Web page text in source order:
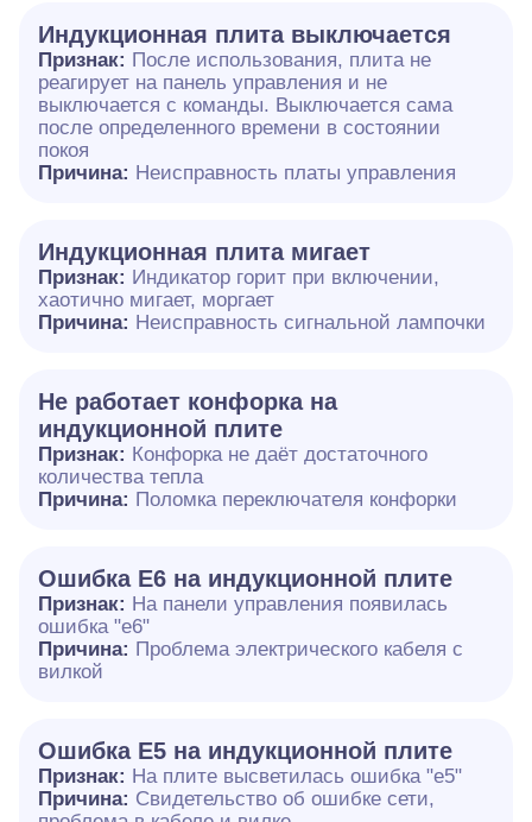
Индукционная плита выключается
Признак: После использования, плита не
реагирует на панель управления и не
выключается с команды. Выключается сама
после определенного времени в состоянии
покоя
Причина: Неисправность платы управления
Индукционная плита мигает
Признак: Индикатор горит при включении,
хаотично мигает, моргает
Причина: Неисправность сигнальной лампочки
Не работает конфорка на
индукционной плите
Признак: Конфорка не даёт достаточного
количества тепла
Причина: Поломка переключателя конфорки
Ошибка E6 на индукционной плите
Признак: На панели управления появилась
ошибка "e6"
Причина: Проблема электрического кабеля с
вилкой
Ошибка Е5 на индукционной плите
Признак: На плите высветилась ошибка "е5"
Причина: Свидетельство об ошибке сети,